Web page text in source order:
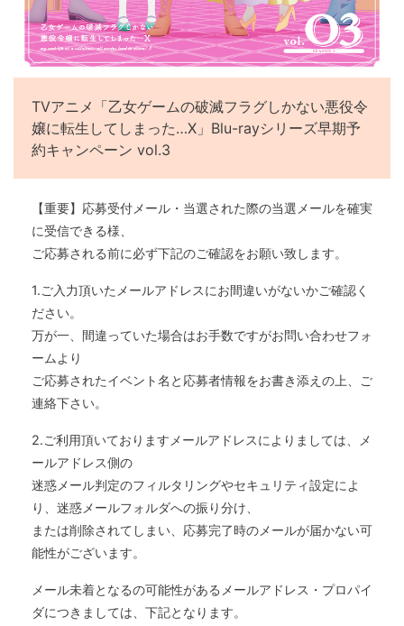
TVアニメ「乙女ゲームの破滅フラグしかない悪役令
嬢に転生してしまった…X」Blu-rayシリーズ早期予
約キャンペーン vol.3
【重要】応募受付メール・当選された際の当選メールを確実
に受信できる様、
ご応募される前に必ず下記のご確認をお願い致します。
1.ご入力頂いたメールアドレスにお間違いがないかご確認く
ださい。
万が一、間違っていた場合はお手数ですがお問い合わせフォ
ームより
ご応募されたイベント名と応募者情報をお書き添えの上、ご
連絡下さい。
2.ご利用頂いておりますメールアドレスによりましては、メ
ールアドレス側の
迷惑メール判定のフィルタリングやセキュリティ設定によ
り、迷惑メールフォルダへの振り分け、
または削除されてしまい、応募完了時のメールが届かない可
能性がございます。
メール未着となるの可能性があるメールアドレス・プロパイ
ダにつきましては、下記となります。